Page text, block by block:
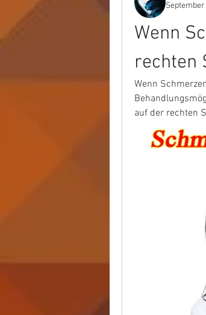
September
Wenn
rechten
Wenn
auf der rechten